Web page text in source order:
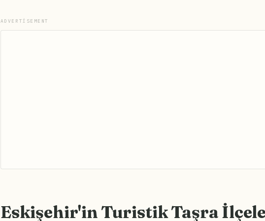
ADVERTISEMENT
Eskişehir'in Turistik Taşra